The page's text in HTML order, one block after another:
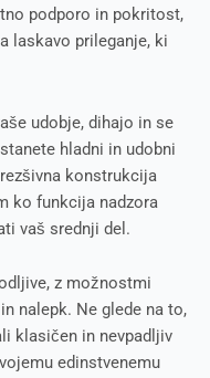
podporo in pokritost,
laskavo prileganje, ki
udobje, dihajo in se
hladni in udobni
konstrukcija
ko funkcija nadzora
vaš srednji del.
z možnostmi
nalepk. Ne glede na to,
klasičen in nevpadljiv
edinstvenemu